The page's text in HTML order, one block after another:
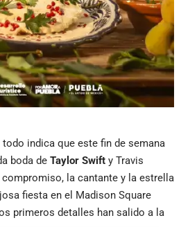
indica que este fin de semana
boda de Taylor Swift y Travis
la cantante y la estrella
fiesta en el Madison Square
primeros detalles han salido a la